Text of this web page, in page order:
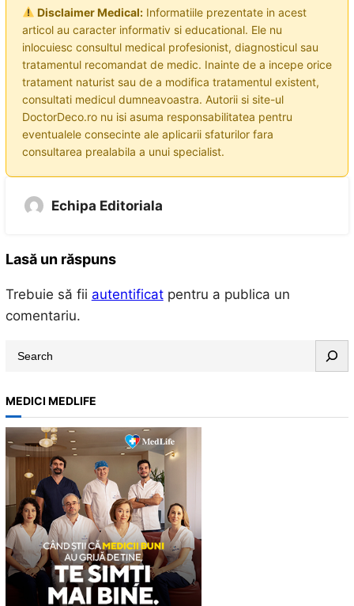
Disclaimer Medical:Informatiile prezentate in acest
articol au caracter informativ si educational. Ele nu
inlocuiesc consultul medical profesionist, diagnosticul sau
tratamentul recomandat de medic. Inainte de a incepe orice
tratament naturist sau de a modifica tratamentul existent,
consultati medicul dumneavoastra. Autorii si site-ul
DoctorDeco.ro nu isi asuma responsabilitatea pentru
eventualele consecinte ale aplicarii sfaturilor fara
consultarea prealabila a unui specialist.
Echipa Editoriala
Lasă un răspuns
Trebuie să fii autentificatpentru a publica un
comentariu.
r
c
h
MEDICI MEDLIFE